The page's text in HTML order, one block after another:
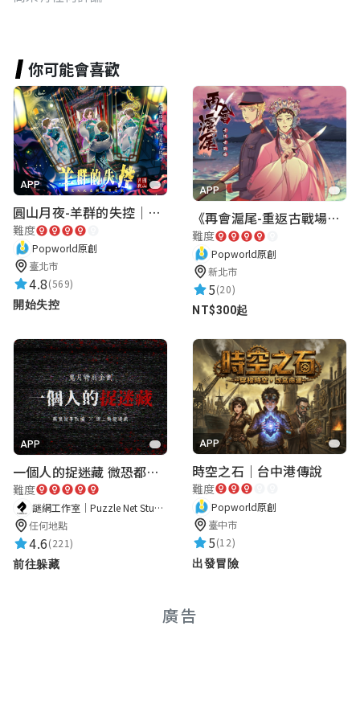
你可能會喜歡
APP
圓山月夜-羊群的失控｜圓山飯店 ARG實境解謎遊戲
難度
Popworld原創
臺北市
4.8(569)
開始失控
APP
《再會滬尾-重返古戰場》｜淡水老街實境遊戲｜實體遊戲盒
難度
Popworld原創
新北市
5(20)
NT$300起
APP
一個人的捉迷藏 微恐都市傳說
難度
謎網工作室｜Puzzle Net Studio
任何地點
4.6(221)
前往躲藏
APP
時空之石｜台中港傳說
難度
Popworld原創
臺中市
5(12)
出發冒險
廣告